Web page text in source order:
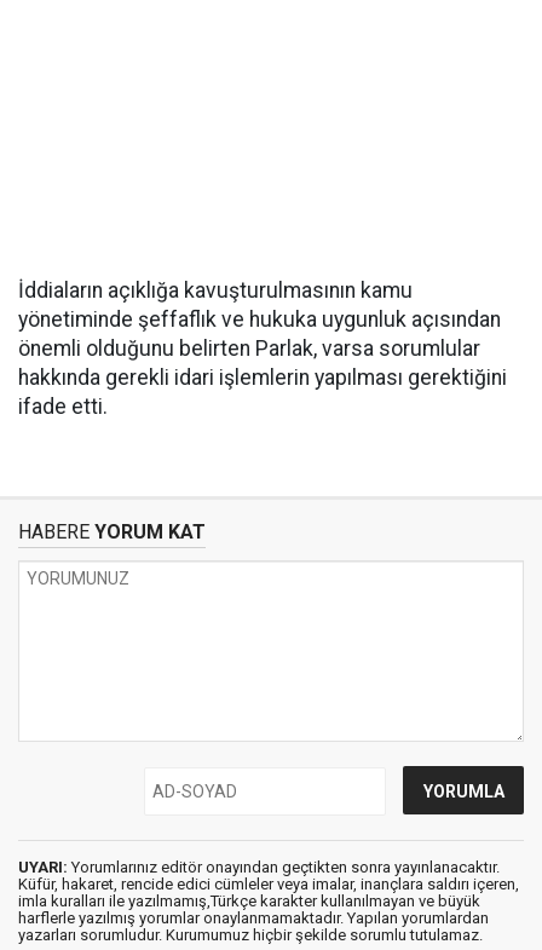
İddiaların açıklığa kavuşturulmasının kamu
yönetiminde şeffaflık ve hukuka uygunluk açısından
önemli olduğunu belirten Parlak, varsa sorumlular
hakkında gerekli idari işlemlerin yapılması gerektiğini
ifade etti.
HABERE YORUM KAT
UYARI: Yorumlarınız editör onayından geçtikten sonra yayınlanacaktır.
Küfür, hakaret, rencide edici cümleler veya imalar, inançlara saldırı içeren,
imla kuralları ile yazılmamış,Türkçe karakter kullanılmayan ve büyük
harflerle yazılmış yorumlar onaylanmamaktadır. Yapılan yorumlardan
yazarları sorumludur. Kurumumuz hiçbir şekilde sorumlu tutulamaz.